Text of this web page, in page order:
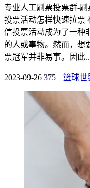
专业人工刷票投票群-
投票活动怎样快速拉票
信投票活动成为了一种
的人或事物。然而，想
票冠军并非易事。因此
2023-09-26 375 篮球世